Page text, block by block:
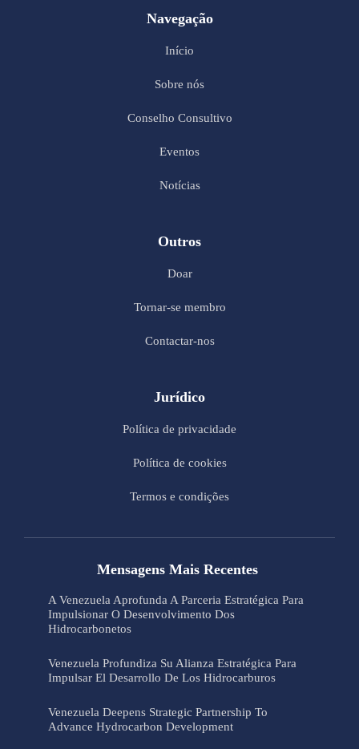
Navegação
Início
Sobre nós
Conselho Consultivo
Eventos
Notícias
Outros
Doar
Tornar-se membro
Contactar-nos
Jurídico
Política de privacidade
Política de cookies
Termos e condições
Mensagens Mais Recentes
A Venezuela Aprofunda A Parceria Estratégica Para
Impulsionar O Desenvolvimento Dos
Hidrocarbonetos
Venezuela Profundiza Su Alianza Estratégica Para
Impulsar El Desarrollo De Los Hidrocarburos
Venezuela Deepens Strategic Partnership To
Advance Hydrocarbon Development